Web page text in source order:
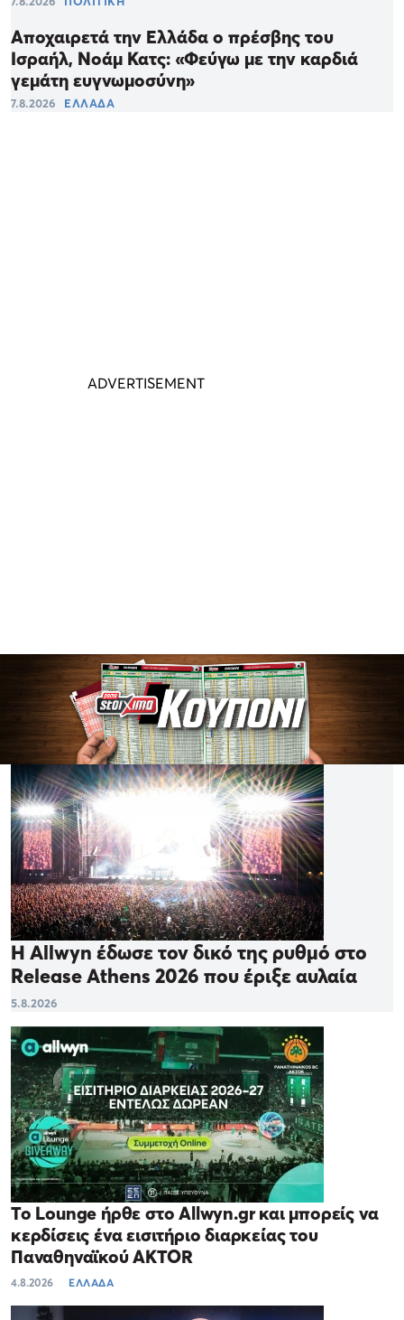
Αποχαιρετά την Ελλάδα ο πρέσβης του
Ισραήλ, Νοάμ Κατς: «Φεύγω με την καρδιά
γεμάτη ευγνωμοσύνη»
7.8.2026 ΕΛΛΑΔΑ
Η Allwyn έδωσε τον δικό της ρυθμό στο
Release Athens 2026 που έριξε αυλαία
5.8.2026
Το Lounge ήρθε στο Allwyn.gr και μπορείς να
κερδίσεις ένα εισιτήριο διαρκείας του
Παναθηναϊκού AKTOR
4.8.2026 ΕΛΛΑΔΑ